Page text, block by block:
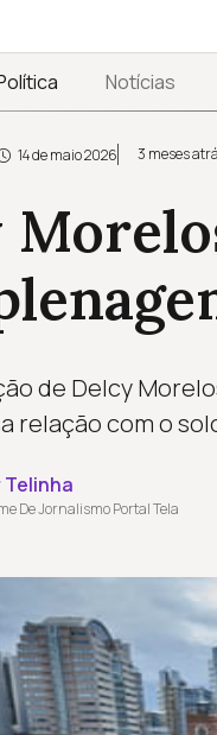
Notícias
14 de maio 2026 3 meses
de Delcy
relação com o
Telinha
De Jornalismo Portal Tela